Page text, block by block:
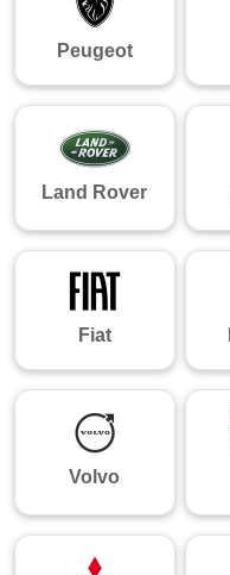
Peugeot
Land Rover
Fiat
Volvo